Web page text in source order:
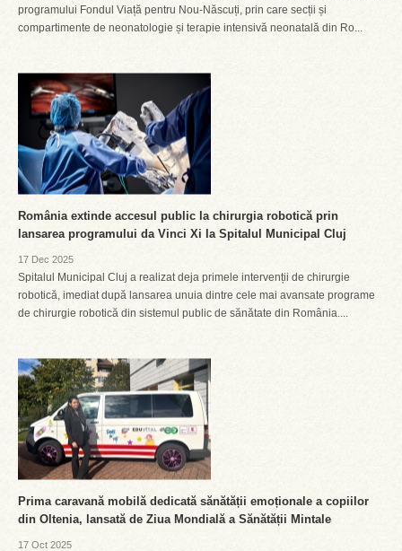
programului Fondul Viață pentru Nou-Născuți, prin care secții și
compartimente de neonatologie și terapie intensivă neonatală din Ro...
România extinde accesul public la chirurgia robotică prin
lansarea programului da Vinci Xi la Spitalul Municipal Cluj
17 Dec 2025
Spitalul Municipal Cluj a realizat deja primele intervenții de chirurgie
robotică, imediat după lansarea unuia dintre cele mai avansate programe
de chirurgie robotică din sistemul public de sănătate din România....
Prima caravană mobilă dedicată sănătății emoționale a copiilor
din Oltenia, lansată de Ziua Mondială a Sănătății Mintale
17 Oct 2025